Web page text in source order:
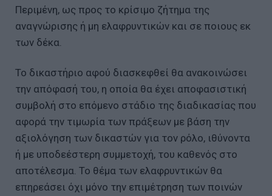
Περιμένη, ως προς το κρίσιμο ζήτημα της
αναγνώρισης ή μη ελαφρυντικών και σε ποιους εκ
των δέκα.
Το δικαστήριο αφού διασκεφθεί θα ανακοινώσει
την απόφασή του, η οποία θα έχει αποφασιστική
συμβολή στο επόμενο στάδιο της διαδικασίας που
αφορά την τιμωρία των πράξεων με βάση την
αξιολόγηση των δικαστών για τον ρόλο, ιθύνοντα
ή με υποδεέστερη συμμετοχή, του καθενός στο
αποτέλεσμα. Το θέμα των ελαφρυντικών θα
επηρεάσει όχι μόνο την επιμέτρηση των ποινών